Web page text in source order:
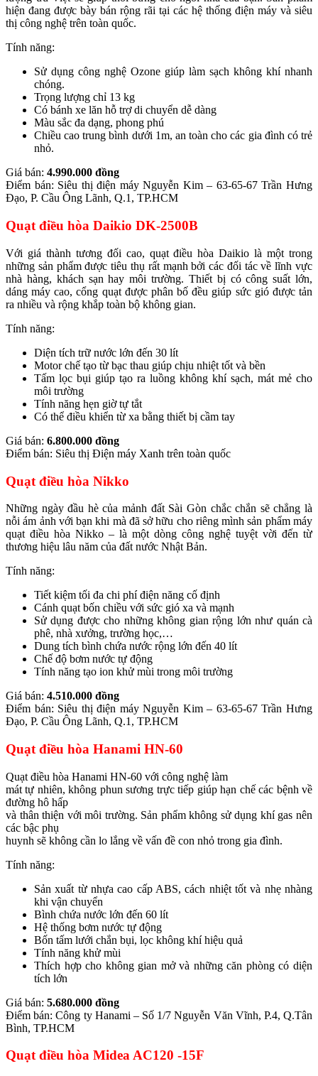
hiện đang được bày bán rộng rãi tại các hệ thống điện máy và siêu
thị công nghệ trên toàn quốc.
Tính năng:
Sử dụng công nghệ Ozone giúp làm sạch không khí nhanh
chóng.
Trọng lượng chỉ 13 kg
Có bánh xe lăn hỗ trợ di chuyển dễ dàng
Màu sắc đa dạng, phong phú
Chiều cao trung bình dưới 1m, an toàn cho các gia đình có trẻ
nhỏ.
Giá bán: 4.990.000 đồng
Điểm bán: Siêu thị điện máy Nguyễn Kim – 63-65-67 Trần Hưng
Đạo, P. Cầu Ông Lãnh, Q.1, TP.HCM
Quạt điều hòa Daikio DK-2500B
Với giá thành tương đối cao, quạt điều hòa Daikio là một trong
những sản phẩm được tiêu thụ rất mạnh bởi các đối tác về lĩnh vực
nhà hàng, khách sạn hay môi trường. Thiết bị có công suất lớn,
dáng máy cao, cổng quạt được phân bố đều giúp sức gió được tản
ra nhiều và rộng khắp toàn bộ không gian.
Tính năng:
Diện tích trữ nước lớn đến 30 lít
Motor chế tạo từ bạc thau giúp chịu nhiệt tốt và bền
Tấm lọc bụi giúp tạo ra luồng không khí sạch, mát mẻ cho
môi trường
Tính năng hẹn giờ tự tắt
Có thể điều khiển từ xa bằng thiết bị cầm tay
Giá bán: 6.800.000 đồng
Điểm bán: Siêu thị Điện máy Xanh trên toàn quốc
Quạt điều hòa Nikko
Những ngày đầu hè của mảnh đất Sài Gòn chắc chắn sẽ chẳng là
nỗi ám ảnh với bạn khi mà đã sở hữu cho riêng mình sản phẩm máy
quạt điều hòa Nikko – là một dòng công nghệ tuyệt vời đến từ
thương hiệu lâu năm của đất nước Nhật Bản.
Tính năng:
Tiết kiệm tối đa chi phí điện năng cố định
Cánh quạt bốn chiều với sức gió xa và mạnh
Sử dụng được cho những không gian rộng lớn như quán cà
phê, nhà xưởng, trường học,…
Dung tích bình chứa nước rộng lớn đến 40 lít
Chế độ bơm nước tự động
Tính năng tạo ion khử mùi trong môi trường
Giá bán: 4.510.000 đồng
Điểm bán: Siêu thị điện máy Nguyễn Kim – 63-65-67 Trần Hưng
Đạo, P. Cầu Ông Lãnh, Q.1, TP.HCM
Quạt điều hòa Hanami HN-60
Quạt điều hòa Hanami HN-60 với công nghệ làm
mát tự nhiên, không phun sương trực tiếp giúp hạn chế các bệnh về
đường hô hấp
và thân thiện với môi trường. Sản phẩm không sử dụng khí gas nên
các bậc phụ
huynh sẽ không cần lo lắng về vấn đề con nhỏ trong gia đình.
Tính năng:
Sản xuất từ nhựa cao cấp ABS, cách nhiệt tốt và nhẹ nhàng
khi vận chuyển
Bình chứa nước lớn đến 60 lít
Hệ thống bơm nước tự động
Bốn tấm lưới chắn bụi, lọc không khí hiệu quả
Tính năng khử mùi
Thích hợp cho không gian mở và những căn phòng có diện
tích lớn
Giá bán: 5.680.000 đồng
Điểm bán: Công ty Hanami – Số 1/7 Nguyễn Văn Vĩnh, P.4, Q.Tân
Bình, TP.HCM
Quạt điều hòa Midea AC120 -15F